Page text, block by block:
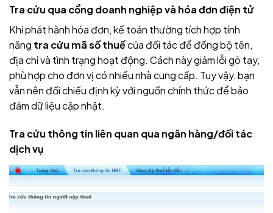
Tra cứu qua cổng doanh nghiệp và hóa đơn điện tử
Khi phát hành hóa đơn, kế toán thường tích hợp tính
năng tra cứu mã số thuếcủa đối tác để đồng bộ tên,
địa chỉ và tình trạng hoạt động. Cách này giảm lỗi gõ tay,
phù hợp cho đơn vị có nhiều nhà cung cấp. Tuy vậy, bạn
vẫn nên đối chiếu định kỳ với nguồn chính thức để bảo
đảm dữ liệu cập nhật.
Tra cứu thông tin liên quan qua ngân hàng/đối tác
dịch vụ